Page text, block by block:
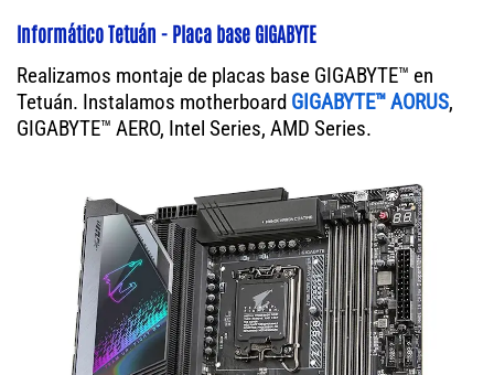
Informático Tetuán - Placa base GIGABYTE
Realizamos montaje de placas base GIGABYTE™ en
Tetuán. Instalamos motherboard GIGABYTE™ AORUS,
GIGABYTE™ AERO, Intel Series, AMD Series.